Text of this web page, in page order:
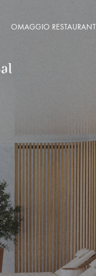
OMAGGIO RESTAURANT